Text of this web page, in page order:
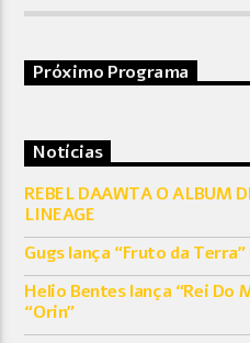
Próximo Programa
Notícias
REBEL DAAWTA O ALBUM
LINEAGE
Gugs lança “Fruto da
Helio Bentes lança “Rei Do
“Orin”